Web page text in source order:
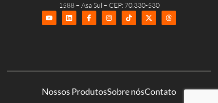
1588 – Asa Sul – CEP: 70.330-530
Nossos ProdutosSobre nósContato